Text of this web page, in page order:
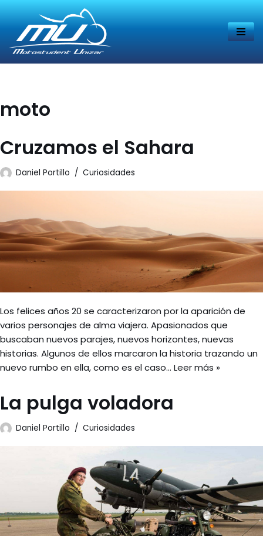
Saltar
al
moto
Cruzamos el Sahara
Daniel Portillo Curiosidades
Los felices años 20 se caracterizaron por la aparición de
varios personajes de alma viajera. Apasionados que
buscaban nuevos parajes, nuevos horizontes, nuevas
historias. Algunos de ellos marcaron la historia trazando un
nuevo rumbo en ella, como es el caso… Leer más »
La pulga voladora
Daniel Portillo Curiosidades